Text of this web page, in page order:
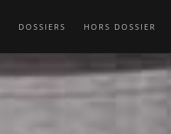
DOSSIERS HORS DOSSIER